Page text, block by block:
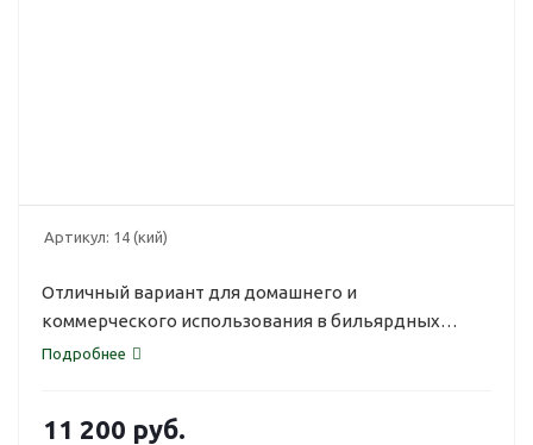
Артикул: 14 (кий)
Отличный вариант для домашнего и
коммерческого использования в бильярдных
клубах.
Подробнее
11 200 руб.